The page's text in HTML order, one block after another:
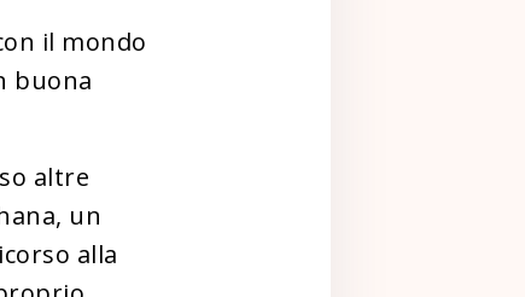
il mondo
buona
altre
un
alla